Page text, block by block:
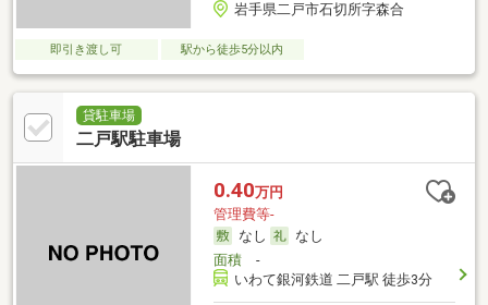
岩手県二戸市石切所字森合
即引き渡し可 駅から徒歩5分以内
貸駐車場
二戸駅駐車場
0.40万円
管理費等-
なし
なし
面積-
いわて銀河鉄道 二戸駅 徒歩3分